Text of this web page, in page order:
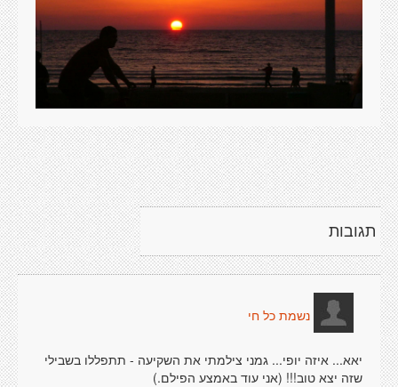
תגובות
נשמת כל חי
יאא... איזה יופי... גמני צילמתי את השקיעה - תתפללו בשבילי
שזה יצא טוב!!! (אני עוד באמצע הפילם.)